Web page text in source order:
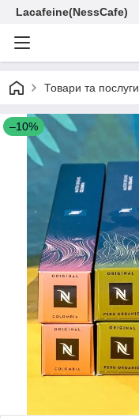
Lacafeine(NessCafe)
Товари та послуги
–10%